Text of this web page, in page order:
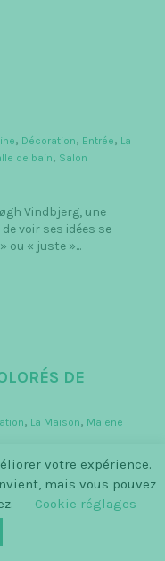
, Décoration, Entrée, La
de bain, Salon
Vindbjerg, une
voir ses idées se
ou « juste »...
DE
, La Maison, Malene
scandinave avec un
est de créer des
votre expérience.
mais vous pouvez
Cookie réglages